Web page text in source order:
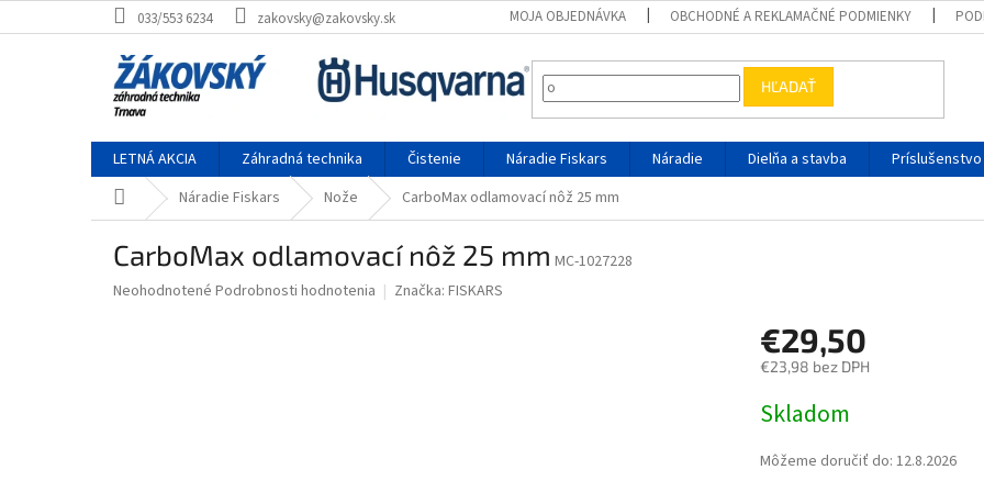
033/553 6234 zakovsky@zakovsky.sk MOJA OBJEDNÁVKA OBCHODNÉ A REKLAMAČNÉ PODMIENKY
HĽADAŤ
LETNÁ AKCIA Záhradná technika Čistenie Náradie Fiskars Náradie Dielňa a stavba Príslušenstvo
DomovNáradie Fiskars Nože CarboMax odlamovací nôž 25 mm
CarboMax odlamovací nôž 25 mm MC-1027228
Priemerné hodnotenie produktu je 0,0 z 5 hviezdičiek.
Neohodnotené Podrobnosti hodnotenia Značka: FISKARS
€29,50
€23,98 bez DPH
Skladom
Môžeme doručiť do: 12.8.2026